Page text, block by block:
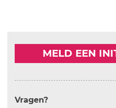
MELD EEN
Vragen?